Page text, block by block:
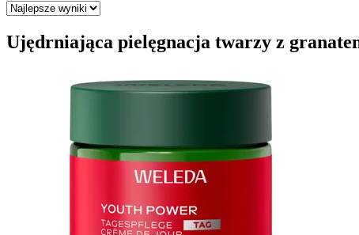
Ujędrniająca pielęgnacja twarzy z